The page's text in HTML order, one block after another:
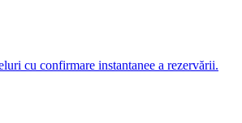
cu confirmare instantanee a rezervării.